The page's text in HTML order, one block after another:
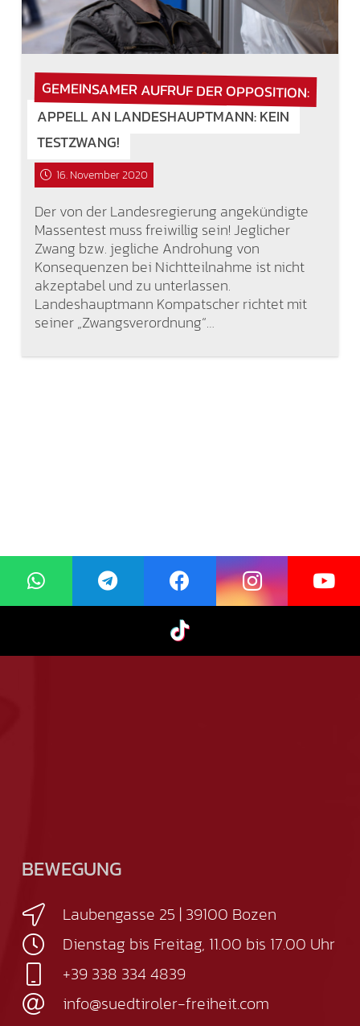
GEMEINSAMER AUFRUF DER OPPOSITION:
APPELL AN LANDESHAUPTMANN: KEIN
TESTZWANG!
16. November 2020
Der von der Landesregierung angekündigte
Massentest muss freiwillig sein! Jeglicher
Zwang bzw. jegliche Androhung von
Konsequenzen bei Nichtteilnahme ist nicht
akzeptabel und zu unterlassen.
Landeshauptmann Kompatscher richtet mit
seiner „Zwangsverordnung“…
BEWEGUNG
Laubengasse 25 | 39100 Bozen
Dienstag bis Freitag, 11.00 bis 17.00 Uhr
+39 338 334 4839
info@suedtiroler-freiheit.com